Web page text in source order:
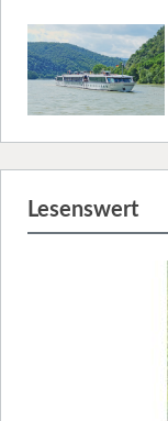
Lesenswert